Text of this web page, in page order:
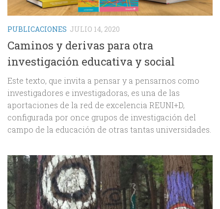
PUBLICACIONES JULIO 14, 2020
Caminos y derivas para otra
investigación educativa y social
Este texto, que invita a pensar y a pensarnos como
investigadores e investigadoras, es una de las
aportaciones de la red de excelencia REUNI+D,
configurada por once grupos de investigación del
campo de la educación de otras tantas universidades.